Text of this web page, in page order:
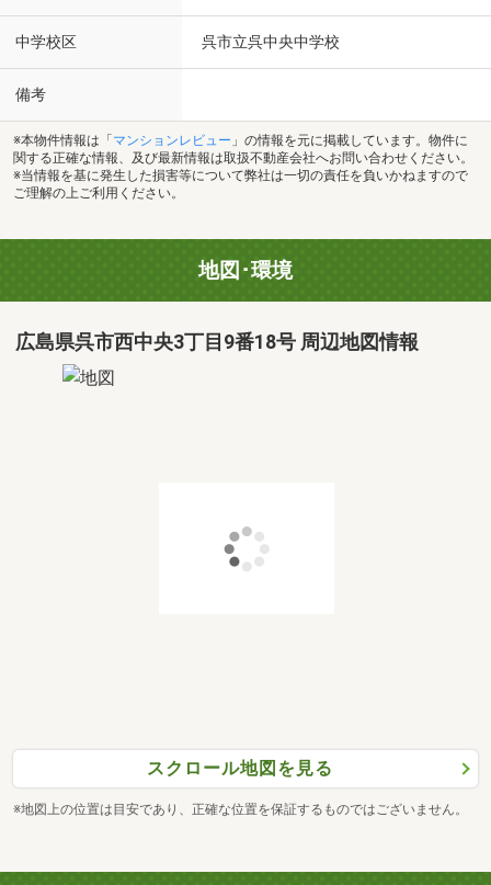
中学校区 呉市立呉中央中学校
備考
※本物件情報は「 マンションレビュー 」の情報を元に掲載しています。物件に
関する正確な情報、及び最新情報は取扱不動産会社へお問い合わせください。
※当情報を基に発生した損害等について弊社は一切の責任を負いかねますので
ご理解の上ご利用ください。
地図･環境
広島県呉市西中央3丁目9番18号 周辺地図情報
スクロール地図を見る
※地図上の位置は目安であり、正確な位置を保証するものではございません。